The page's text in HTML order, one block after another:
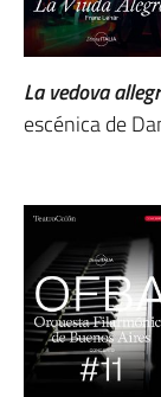
La vedova
escénica de